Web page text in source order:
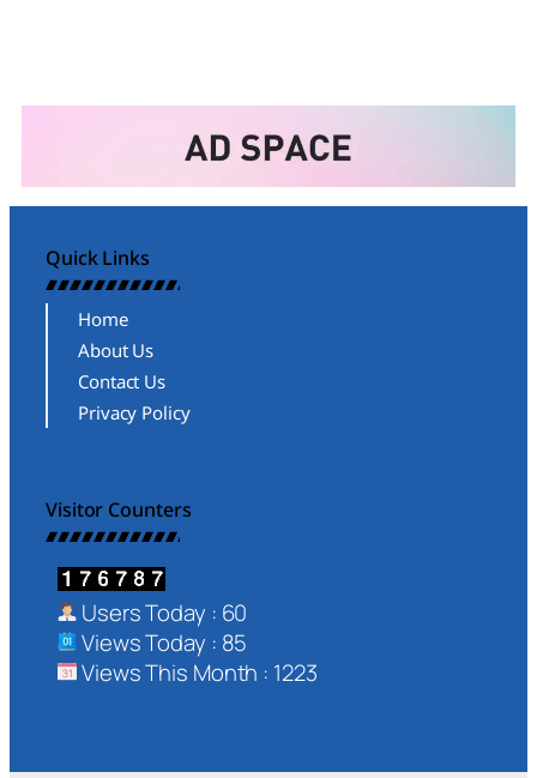
Quick Links
Home
About Us
Contact Us
Privacy Policy
Visitor Counters
Users Today : 60
Views Today : 85
Views This Month : 1223